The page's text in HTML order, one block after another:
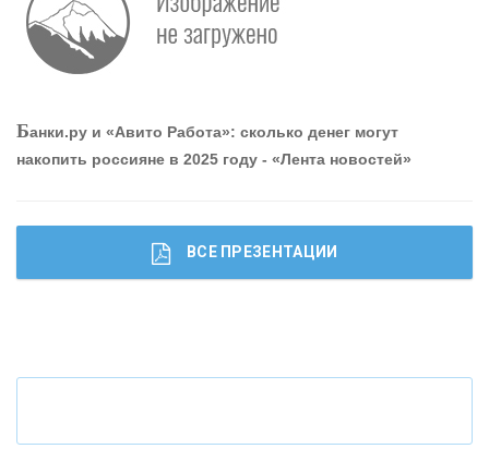
привлечь и удержать персонал - «Интервью»
Что будет с наличными деньгами при цифровом
Банки.ру и «Авито Работа»: сколько денег могут
накопить россияне в 2025 году - «Лента новостей»
ВСЕ ПРЕЗЕНТАЦИИ